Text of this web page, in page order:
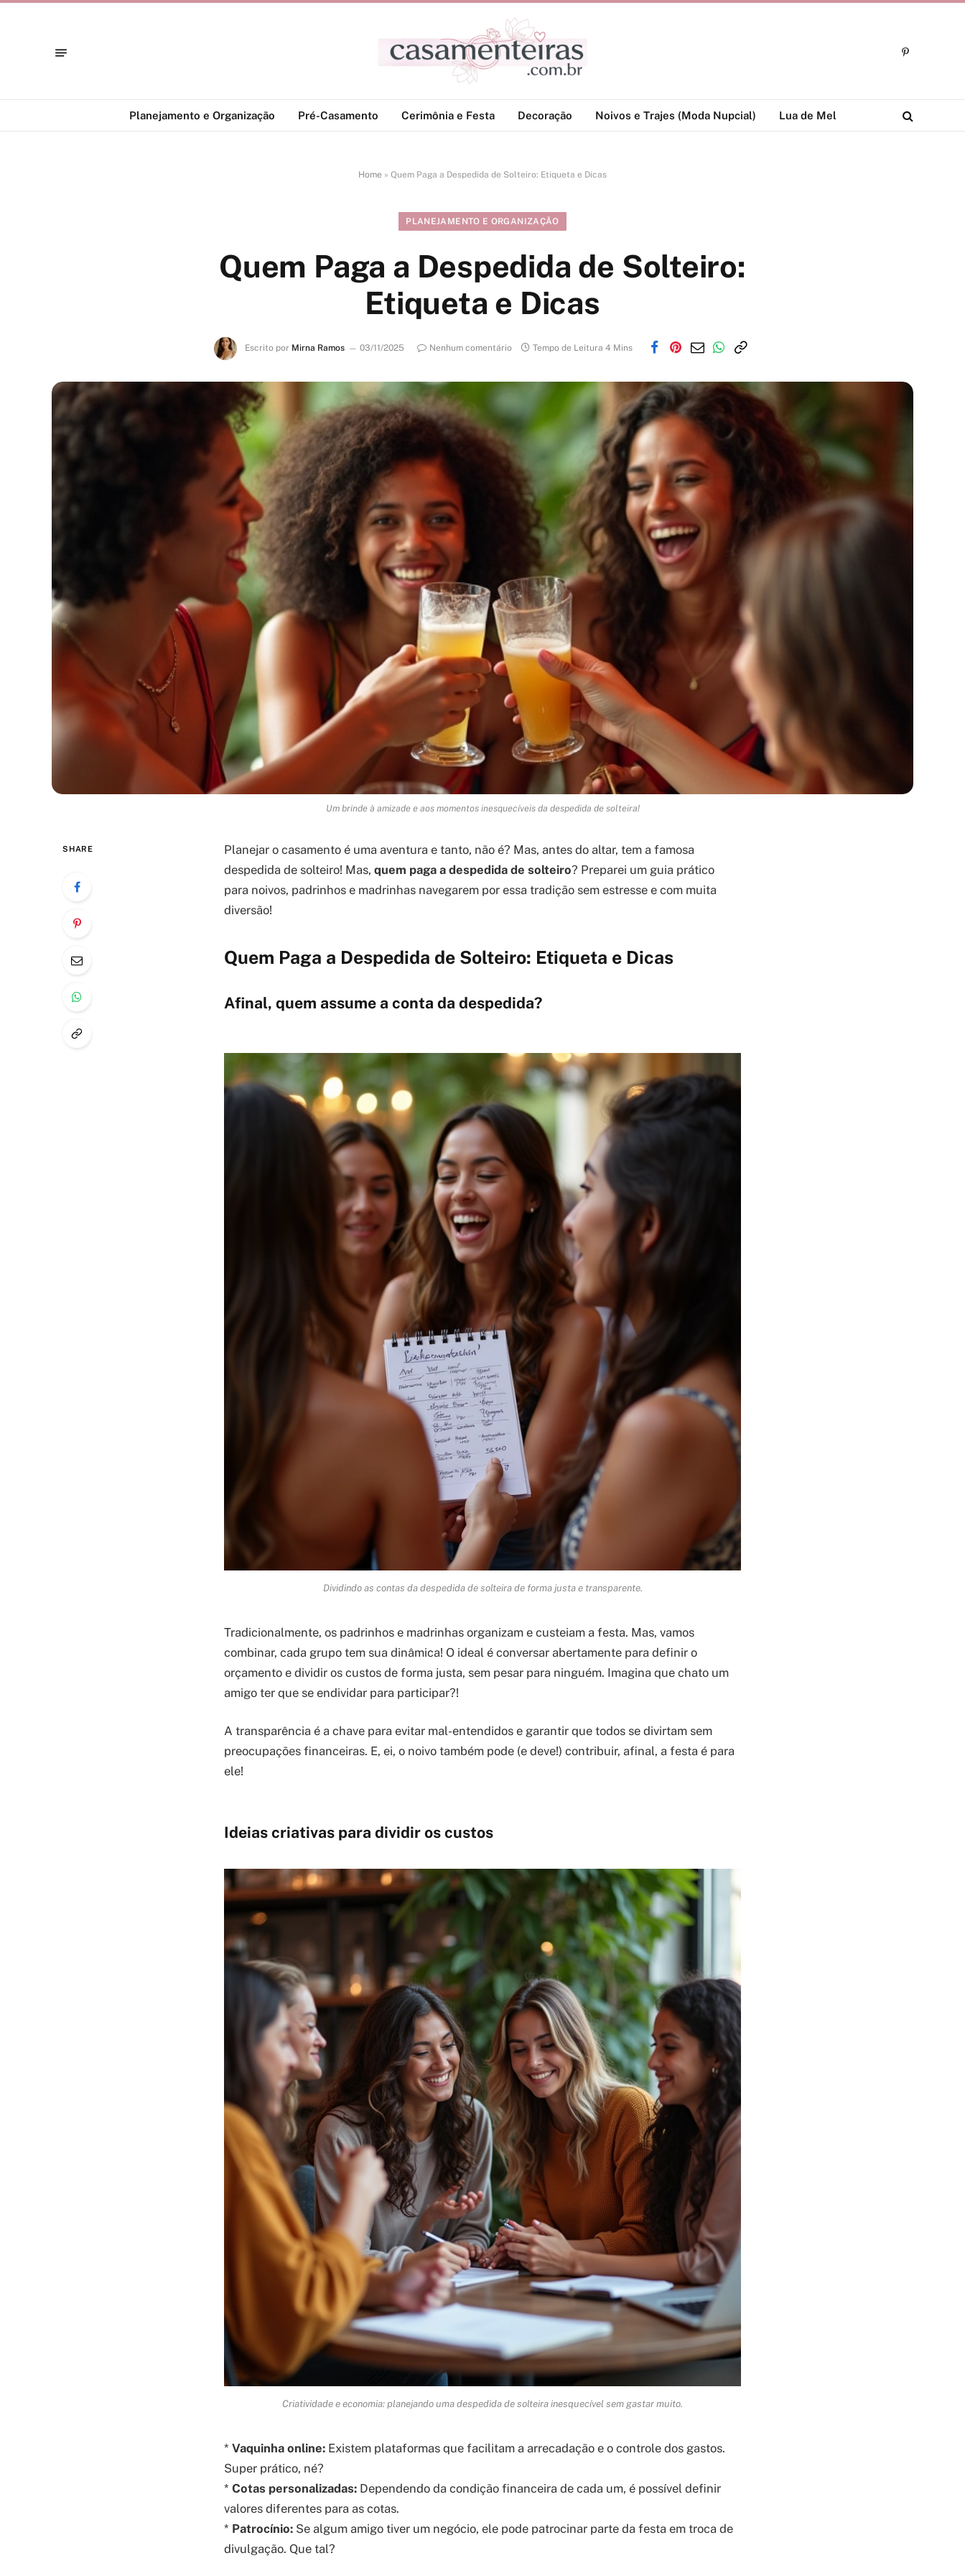
Pinterest
Planejamento e Organização Pré-Casamento Cerimônia e Festa Decoração Noivos e Trajes (Moda Nupcial) Lua de Mel
Home » Quem Paga a Despedida de Solteiro: Etiqueta e Dicas
PLANEJAMENTO E ORGANIZAÇÃO
Quem Paga a Despedida de Solteiro:
Etiqueta e Dicas
Escrito por Mirna Ramos 03/11/2025 Nenhum comentário Tempo de Leitura 4 Mins
Um brinde à amizade e aos momentos inesquecíveis da despedida de solteira!
SHARE
Planejar o casamento é uma aventura e tanto, não é? Mas, antes do altar, tem a famosa
despedida de solteiro! Mas, quem paga a despedida de solteiro? Preparei um guia prático
para noivos, padrinhos e madrinhas navegarem por essa tradição sem estresse e com muita
diversão!
Quem Paga a Despedida de Solteiro: Etiqueta e Dicas
Afinal, quem assume a conta da despedida?
Dividindo as contas da despedida de solteira de forma justa e transparente.
Tradicionalmente, os padrinhos e madrinhas organizam e custeiam a festa. Mas, vamos
combinar, cada grupo tem sua dinâmica! O ideal é conversar abertamente para definir o
orçamento e dividir os custos de forma justa, sem pesar para ninguém. Imagina que chato um
amigo ter que se endividar para participar?!
A transparência é a chave para evitar mal-entendidos e garantir que todos se divirtam sem
preocupações financeiras. E, ei, o noivo também pode (e deve!) contribuir, afinal, a festa é para
ele!
Ideias criativas para dividir os custos
Criatividade e economia: planejando uma despedida de solteira inesquecível sem gastar muito.
* Vaquinha online: Existem plataformas que facilitam a arrecadação e o controle dos gastos.
Super prático, né?
* Cotas personalizadas: Dependendo da condição financeira de cada um, é possível definir
valores diferentes para as cotas.
* Patrocínio: Se algum amigo tiver um negócio, ele pode patrocinar parte da festa em troca de
divulgação. Que tal?